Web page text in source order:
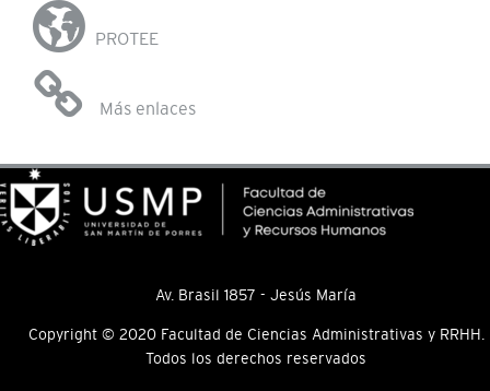
PROTEE
Más enlaces
Av. Brasil 1857 - Jesús María
Copyright © 2020 Facultad de Ciencias Administrativas y RRHH.
Todos los derechos reservados